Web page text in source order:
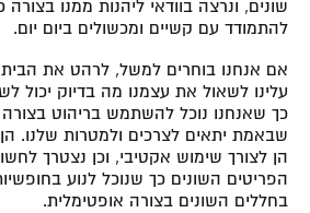
שונים, ונרצה בוודאי ליהנות ממנו
להתמודד עם קשיים ומכשולים ביום יום.
אם אנחנו בוחרים למשל, לרהט את
עלינו לשאול את עצמנו מה בדיוק יכול
כך שאנחנו נוכל להשתמש בריהוט בצורה
שבאמת יתאים לצרכים ולמטרות שלנו.
הן לצורך שימוש אקטיבי, וכן נצטרך
הפריטים השונים כך שנוכל לנוע
בחללים השונים בצורה אופטימלית.